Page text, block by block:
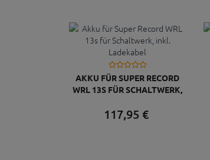
AKKU FÜR SUPER RECORD
WRL 13S FÜR SCHALTWERK,
117,95 €